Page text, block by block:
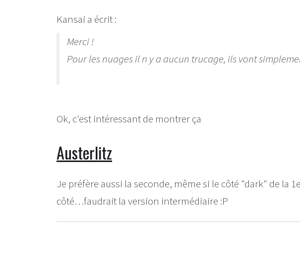
Kansai a écrit :
Merci !
Pour les nuages il n y a aucun trucage, ils vont
Ok, c'est intéressant de montrer ça
Austerlitz
Je préfère aussi la seconde, même si le côté "dark" de la
côté…faudrait la version intermédiaire :P